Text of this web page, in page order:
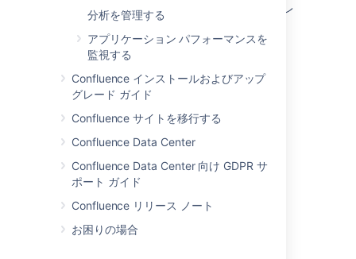
分析を管理する
アプリケーション パフォーマンスを
監視する
Confluence インストールおよびアップ
グレード ガイド
Confluence サイトを移行する
Confluence Data Center
Confluence Data Center 向け GDPR サ
ポート ガイド
Confluence リリース ノート
お困りの場合
Confluence ホームおよびその他の重要なディレ
クトリ
アプリケーションサーバーの設定
システム起動時に自動的に Confluence を開始
関連コンテンツ
Explore Confluence administration
Welcome to Confluence
What is Confluence?